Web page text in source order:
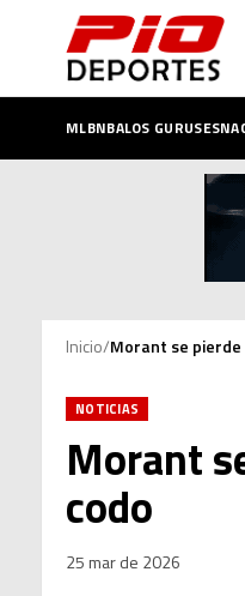
MLBNBALOS GURUSES
Inicio/Morant se
NOTICIAS
Morant
codo
25 mar de 2026